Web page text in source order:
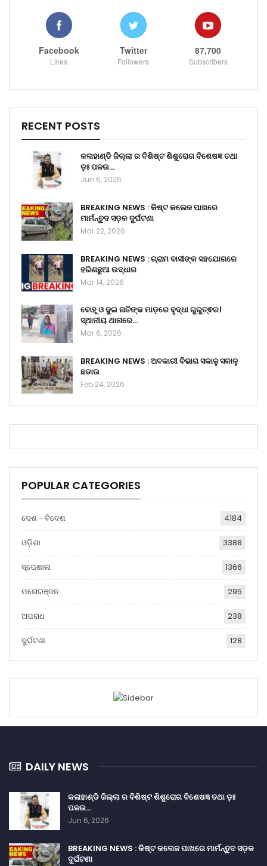
Facebook
Likes
Twitter
Followers
87,700
Subscribers
RECENT POSTS
କଳାହାଣ୍ଡି ଜିଲ୍ଲା ର ବିଶିଷ୍ଟ ଶିଶୁରୋଗ ବିଶେଷଜ୍ଞ ତଥା
ଡ଼ଃ ପଳଉ…
Jun 6, 2026
BREAKING NEWS : କିଷ୍ଟ କଲେଜ ପାଖରେ
ମାର୍ମନ୍ତୁଦ ସଡ଼କ ଦୁର୍ଘଟଣା
Mar 22, 2026
BREAKING NEWS : ଗ୍ରାମ ବାସୀଙ୍କ ସହଯୋଗରେ
ହରିଣଛୁଆ ଉଦ୍ଧାର
Mar 14, 2026
ବୋହୂ ଓ ଦୁଇ ନାତିଙ୍କ ମାଡ଼ରେ ବୃଦ୍ଧା ଗୁରୁତ୍ଵର।
ସ୍ଥାନୀୟ ଥାନାରେ…
Mar 6, 2026
BREAKING NEWS : ଅବକାରୀ ବିଭାଗ ସକାଳୁ ସକାଳୁ
ଛଡାଉ
Feb 24, 2026
POPULAR CATEGORIES
ଦେଶ - ବିଦେଶ 4184
ଓଡ଼ିଶା 3388
ସ୍ପେଶାଲ 1366
ମନୋରଞ୍ଜନ 295
ଅପରାଧ 238
ଦୁର୍ଘଟଣା 128
DAILY NEWS
କଳାହାଣ୍ଡି ଜିଲ୍ଲା ର ବିଶିଷ୍ଟ ଶିଶୁରୋଗ ବିଶେଷଜ୍ଞ ତଥା ଡ଼ଃ
ପଳଉ…
Jun 6, 2026
BREAKING NEWS : କିଷ୍ଟ କଲେଜ ପାଖରେ ମାର୍ମନ୍ତୁଦ ସଡ଼କ
ଦୁର୍ଘଟଣା